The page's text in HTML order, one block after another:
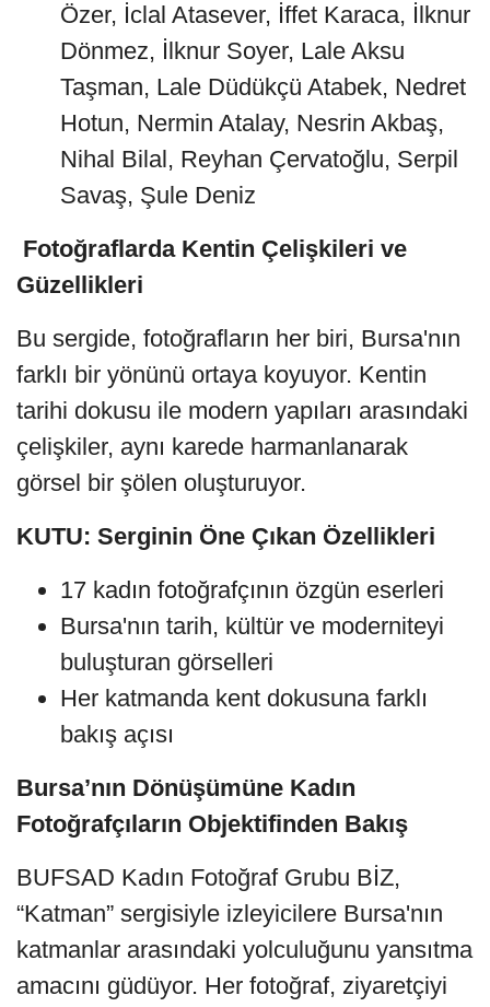
Özer, İclal Atasever, İffet Karaca, İlknur
Dönmez, İlknur Soyer, Lale Aksu
Taşman, Lale Düdükçü Atabek, Nedret
Hotun, Nermin Atalay, Nesrin Akbaş,
Nihal Bilal, Reyhan Çervatoğlu, Serpil
Savaş, Şule Deniz
Fotoğraflarda Kentin Çelişkileri ve
Güzellikleri
Bu sergide, fotoğrafların her biri, Bursa'nın
farklı bir yönünü ortaya koyuyor. Kentin
tarihi dokusu ile modern yapıları arasındaki
çelişkiler, aynı karede harmanlanarak
görsel bir şölen oluşturuyor.
KUTU: Serginin Öne Çıkan Özellikleri
17 kadın fotoğrafçının özgün eserleri
Bursa'nın tarih, kültür ve moderniteyi
buluşturan görselleri
Her katmanda kent dokusuna farklı
bakış açısı
Bursa’nın Dönüşümüne Kadın
Fotoğrafçıların Objektifinden Bakış
BUFSAD Kadın Fotoğraf Grubu BİZ,
“Katman” sergisiyle izleyicilere Bursa'nın
katmanlar arasındaki yolculuğunu yansıtma
amacını güdüyor. Her fotoğraf, ziyaretçiyi